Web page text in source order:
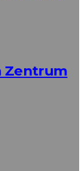
Zentrum